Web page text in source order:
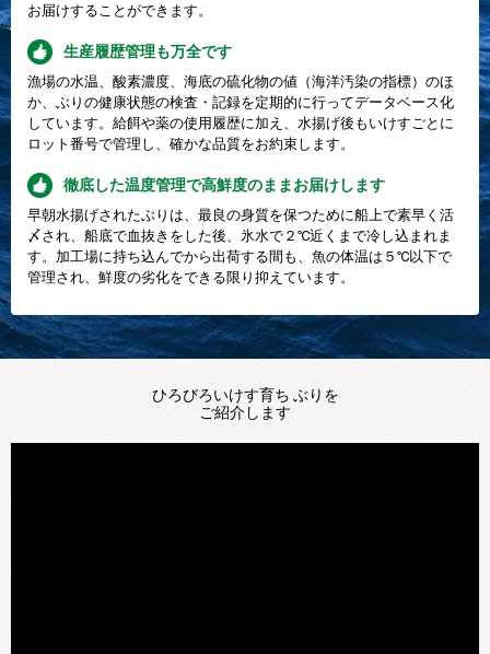
お届けすることができます。
生産履歴管理も万全です
漁場の水温、酸素濃度、海底の硫化物の値（海洋汚染の指標）のほ
か、ぶりの健康状態の検査・記録を定期的に行ってデータベース化
しています。給餌や薬の使用履歴に加え、水揚げ後もいけすごとに
ロット番号で管理し、確かな品質をお約束します。
徹底した温度管理で高鮮度のままお届けします
早朝水揚げされたぶりは、最良の身質を保つために船上で素早く活
〆され、船底で血抜きをした後、氷水で２℃近くまで冷し込まれま
す。加工場に持ち込んでから出荷する間も、魚の体温は５℃以下で
管理され、鮮度の劣化をできる限り抑えています。
ひろびろいけす育ち ぶりを
ご紹介します